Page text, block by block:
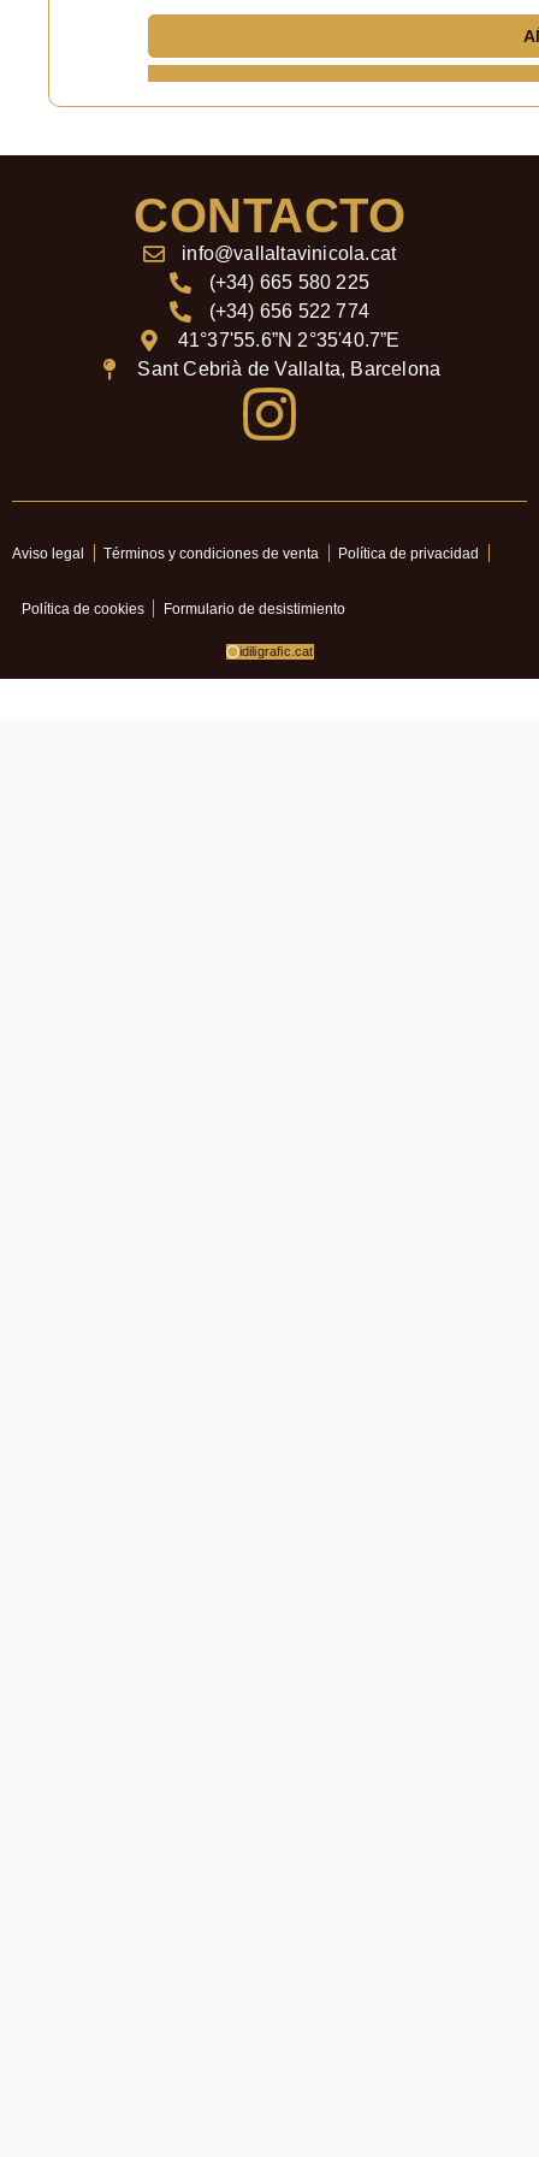
CONTACTO
info@vallaltavinicola.cat
(+34) 665 580 225
(+34) 656 522 774
41°37'55.6”N 2°35'40.7”E
Sant Cebrià de Vallalta, Barcelona
Aviso legal Términos y condiciones de venta Política de privacidad
Política de cookies Formulario de desistimiento
idiligrafic.cat